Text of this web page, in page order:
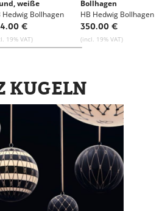
weiße
Figuren
Hedwig Bollhagen
für
€
19% VAT)
Bollhagen
HB Hedwig Bollhagen
Werkstätten für
Keramik
350.00 €
(incl. 19% VAT)
KUGELN